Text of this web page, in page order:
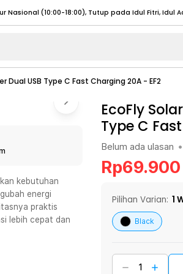
Minggu (08:00 - 20:00), Tutup pada Idul Fitri
Libur Nasional (08:00 - 17:00)Selengkapnya
Libur Nasional (08:00 - 17:00) Selengkapnya
Nasional (12:00-20:00), Tutup pada Idul Fitri
Nasional (12:00-20:00), Tutup pada Idul Fitri
- Minggu (08:00 - 20:00), Tutup pada Idul Fitri
Selengkapnya
Dual USB Type C Fast Charging 20A - EF2
kebutuhan
energi
praktis
lebih cepat dan
EcoFly
Type C
Belum ada ulasan •
Rp69.900
Pilihan Varian: 1
Black